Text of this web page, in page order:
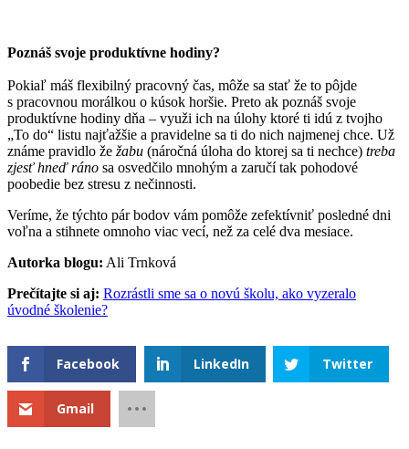
Poznáš svoje produktívne hodiny?
Pokiaľ máš flexibilný pracovný čas, môže sa stať že to pôjde
s pracovnou morálkou o kúsok horšie. Preto ak poznáš svoje
produktívne hodiny dňa – využi ich na úlohy ktoré ti idú z tvojho
„To do“ listu najťažšie a pravidelne sa ti do nich najmenej chce. Už
známe pravidlo že žabu (náročná úloha do ktorej sa ti nechce) treba
zjesť hneď ráno sa osvedčilo mnohým a zaručí tak pohodové
poobedie bez stresu z nečinnosti.
Veríme, že týchto pár bodov vám pomôže zefektívniť posledné dni
voľna a stihnete omnoho viac vecí, než za celé dva mesiace.
Autorka blogu: Ali Trnková
Prečítajte si aj: Rozrástli sme sa o novú školu, ako vyzeralo
úvodné školenie?
Facebook LinkedIn Twitter
Gmail